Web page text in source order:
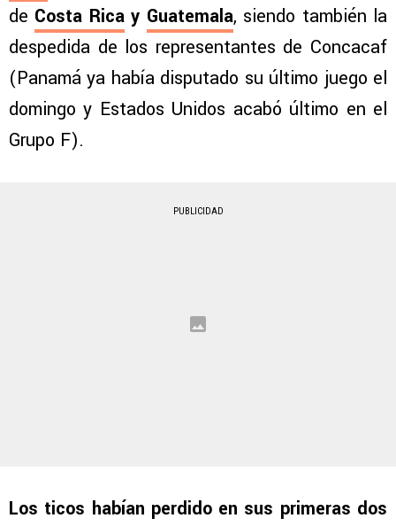
de Costa Ricay Guatemala, siendo también la
despedida de los representantes de Concacaf
(Panamá ya había disputado su último juego el
domingo y Estados Unidos acabó último en el
Grupo F).
PUBLICIDAD
Los ticos habían perdido en sus primeras dos